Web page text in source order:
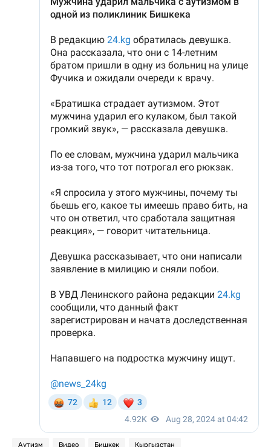
Аутизм Видео Бишкек Кыргызстан